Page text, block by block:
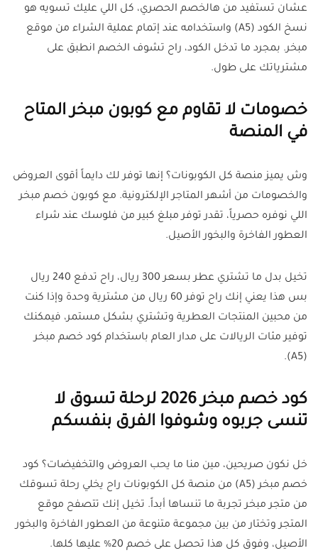
عشان تستفيد من هالخصم الحصري، كل اللي عليك تسويه هو
نسخ الكود (A5) واستخدامه عند إتمام عملية الشراء من موقع
مبخر. بمجرد ما تدخل الكود، راح تشوف الخصم انطبق على
مشترياتك على طول.
خصومات لا تقاوم مع كوبون مبخر المتاح
في المنصة
وش يميز منصة كل الكوبونات؟ إنها توفر لك دايماً أقوى العروض
والخصومات من أشهر المتاجر الإلكترونية. مع كوبون خصم مبخر
اللي نوفره حصرياً، تقدر توفر مبلغ كبير من فلوسك عند شراء
العطور الفاخرة والبخور الأصيل.
تخيل بدل ما تشتري عطر بسعر 300 ريال، راح تدفع 240 ريال
بس هذا يعني إنك راح توفر 60 ريال من مشترية وحدة وإذا كنت
من محبين المنتجات العطرية وتشتري بشكل مستمر، فيمكنك
توفير مئات الريالات على مدار العام باستخدام كود خصم مبخر
(A5).
كود خصم مبخر 2026 لرحلة تسوق لا
تنسى جربوه وشوفوا الفرق بنفسكم
خل نكون صريحين، مين منا ما يحب العروض والتخفيضات؟ كود
خصم مبخر (A5) من منصة كل الكوبونات راح يخلي رحلة تسوقك
من متجر مبخر تجربة ما تنساها أبداً. تخيل إنك تتصفح موقع
المتجر وتختار من بين مجموعة متنوعة من العطور الفاخرة والبخور
الأصيل، وفوق كل هذا تحصل على خصم 20% عليها كلها.